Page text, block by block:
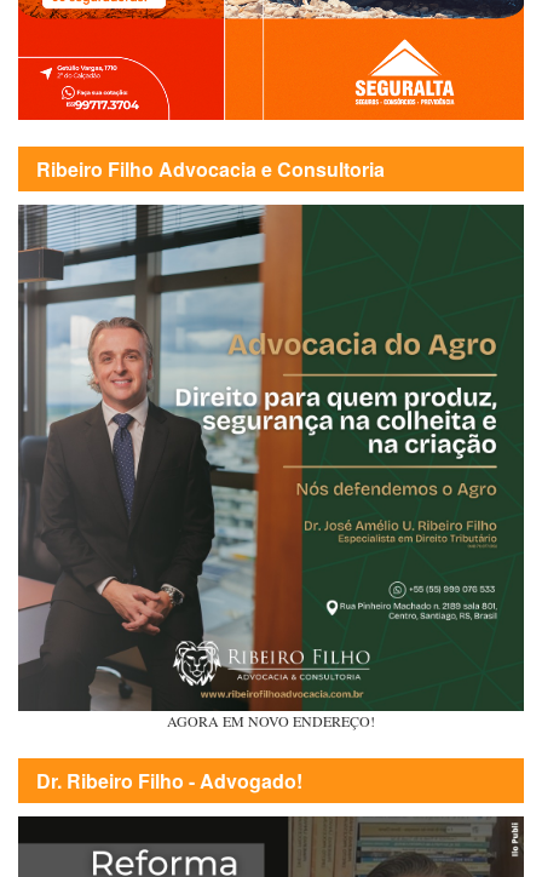
Ribeiro Filho Advocacia e Consultoria
AGORA EM NOVO ENDEREÇO!
Dr. Ribeiro Filho - Advogado!